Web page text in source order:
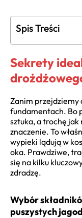
Spis Treści
Sekrety
Zanim przejdziemy
fundamentach. Bo
sztuka, a trochę jak
znaczenie. To
wypieki lądują w
oka. Prawdziwe,
się na kilku
zdradzę.
Wybór
puszystych